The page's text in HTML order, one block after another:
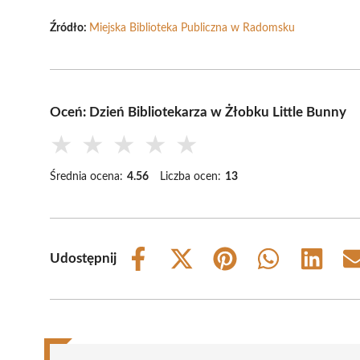
Źródło: Miejska Biblioteka Publiczna w Radomsku
Oceń: Dzień Bibliotekarza w Żłobku Little Bunny
★ ★ ★ ★ ★
Średnia ocena: 4.56 Liczba ocen: 13
Udostępnij
Share
Share
(Twitter)
Share
Share
Share